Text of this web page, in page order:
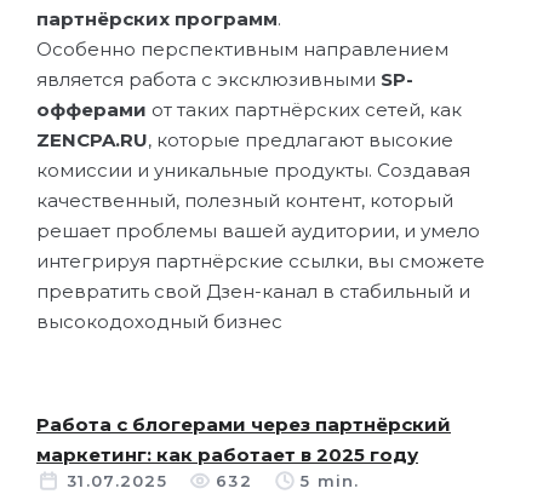
партнёрских программ.
Особенно перспективным направлением
является работа с эксклюзивными SP-
офферами от таких партнёрских сетей, как
ZENCPA.RU, которые предлагают высокие
комиссии и уникальные продукты. Создавая
качественный, полезный контент, который
решает проблемы вашей аудитории, и умело
интегрируя партнёрские ссылки, вы сможете
превратить свой Дзен-канал в стабильный и
высокодоходный бизнес
Работа с блогерами через партнёрский
маркетинг: как работает в 2025 году
31.07.2025 632 5 min.